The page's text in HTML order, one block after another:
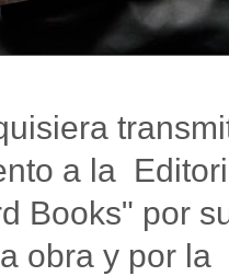
a la
Books" por
obra y por la